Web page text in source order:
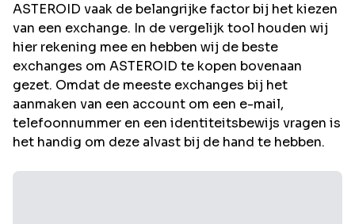
ASTEROID vaak de belangrijke factor bij het kiezen
van een exchange. In de vergelijk tool houden wij
hier rekening mee en hebben wij de beste
exchanges om ASTEROID te kopen bovenaan
gezet. Omdat de meeste exchanges bij het
aanmaken van een account om een e-mail,
telefoonnummer en een identiteitsbewijs vragen is
het handig om deze alvast bij de hand te hebben.